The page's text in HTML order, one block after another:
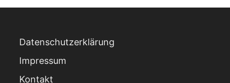
Datenschutzerklärung
Impressum
Kontakt